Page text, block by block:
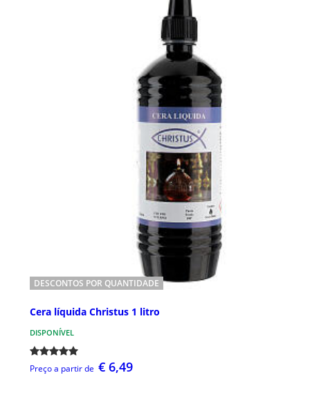
DESCONTOS POR QUANTIDADE
Cera líquida Christus 1 litro
DISPONÍVEL
Preço a partir de € 6,49